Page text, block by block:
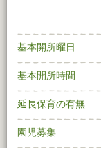
基本開所曜日
基本開所時間
延長保育の有無
園児募集